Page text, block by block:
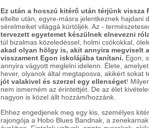
Ez után a hosszú kitérő után térjünk vissza
eltelte után, egyre-másra jelentkeznek hajdani
sérelmeiket világgá kürtöljék. Az -
tervezett egyetemet készülnek elnevezni
túl bizalmas közeledéssel, holmi csókokkal,
akad olyan hölgy is, akit annyira megviselt
visszament Egon iskolájába tanítani. Egon,
annyira vágyott meglelni idelenn. Élete,
hever, olyanok által megtaposva, akikért sokat
jót valakivel és szerzel egy ellenséget!
nem ismerném az érintettjét. De az élet
nagyon is közel állt hozzám/hozzánk.
Ehhez engedjenek meg egy kis, személyes
rajongója a Hobo Blues Bandnak, a